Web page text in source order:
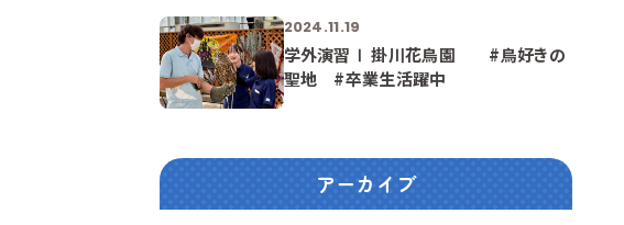
2024.11.19
学外演習Ⅰ 掛川花鳥園 #鳥好きの
聖地 #卒業生活躍中
アーカイブ